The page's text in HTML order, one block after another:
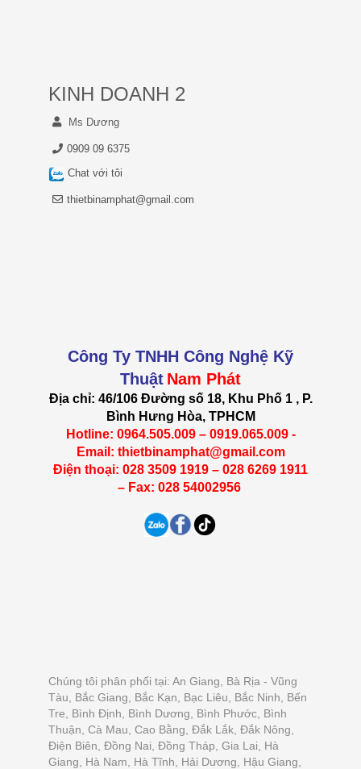
KINH DOANH 2
Ms Dương
0909 09 6375
Chat với tôi
thietbinamphat@gmail.com
Công Ty TNHH Công Nghệ Kỹ
Thuật Nam Phát
Địa chỉ: 46/106 Đường số 18, Khu Phố 1 , P.
Bình Hưng Hòa, TPHCM
Hotline: 0964.505.009 – 0919.065.009 -
Email: thietbinamphat@gmail.com
Điện thoại: 028 3509 1919 – 028 6269 1911
– Fax: 028 54002956
Chúng tôi phân phối tại: An Giang, Bà Rịa - Vũng
Tàu, Bắc Giang, Bắc Kạn, Bạc Liêu, Bắc Ninh, Bến
Tre, Bình Định, Bình Dương, Bình Phước, Bình
Thuận, Cà Mau, Cao Bằng, Đắk Lắk, Đắk Nông,
Điện Biên, Đồng Nai, Đồng Tháp, Gia Lai, Hà
Giang, Hà Nam, Hà Tĩnh, Hải Dương, Hậu Giang,